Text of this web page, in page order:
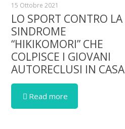
15 Ottobre 2021
LO SPORT CONTRO LA
SINDROME
“HIKIKOMORI” CHE
COLPISCE I GIOVANI
AUTORECLUSI IN CASA
Read more